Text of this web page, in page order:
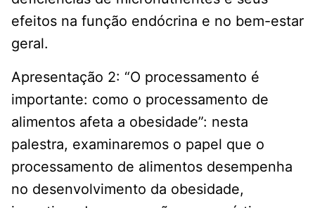
efeitos na função endócrina e no bem-estar
geral.
Apresentação 2: “O processamento é
importante: como o processamento de
alimentos afeta a obesidade”: nesta
palestra, examinaremos o papel que o
processamento de alimentos desempenha
no desenvolvimento da obesidade,